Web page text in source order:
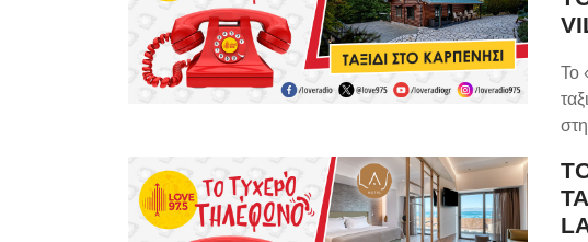
Το